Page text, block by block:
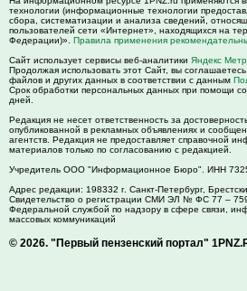
технологии (информационные технологии
сбора, систематизации и анализа сведений,
пользователей сети «Интернет», находящихся на
Федерации)». Правила применения
Сайт использует сервисы веб-аналитики Яндекс
Продолжая использовать этот Сайт, вы
файлов и других данных в соответствии с данным
Срок обработки персональных данных при помощи
дней.
Редакция не несет ответственность за
опубликованной в рекламных объявлениях и
агентств. Редакция не предоставляет справочной
материалов только по согласованию с редакцией.
Учредитель ООО "Информационное Бюро". ИНН
Адрес редакции: 198332 г. Санкт-Петербург,
Свидетельство о регистрации СМИ ЭЛ № ФС 77 –
Федеральной службой по надзору в сфере связи,
массовых коммуникаций
© 2026. "Первый пензенский портал"